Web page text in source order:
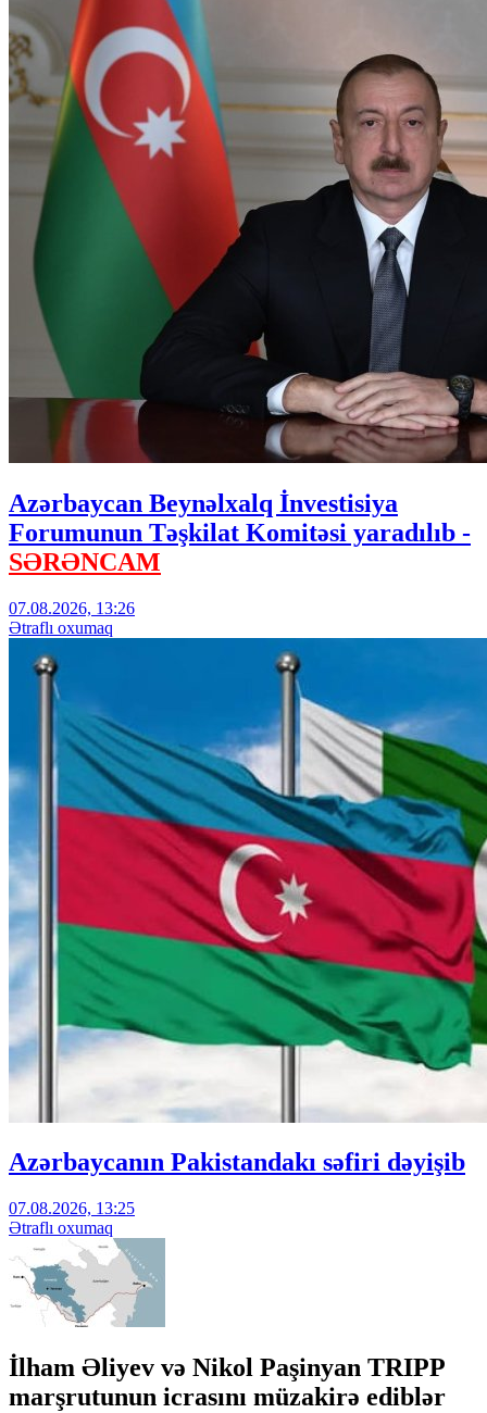
Azərbaycan Beynəlxalq İnvestisiya
Forumunun Təşkilat Komitəsi yaradılıb -
SƏRƏNCAM
07.08.2026, 13:26
Ətraflı oxumaq
Azərbaycanın Pakistandakı səfiri dəyişib
07.08.2026, 13:25
Ətraflı oxumaq
İlham Əliyev və Nikol Paşinyan TRIPP
marşrutunun icrasını müzakirə ediblər